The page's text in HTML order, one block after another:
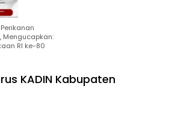
Mengucapkan:
RI ke-80
KADIN Kabupaten